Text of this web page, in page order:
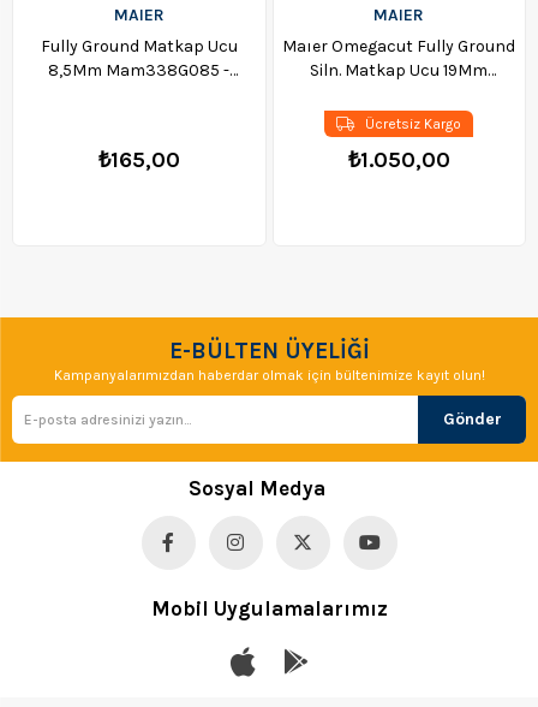
MAIER
Fully Ground Matkap Ucu
8,5Mm Mam338G085 -
₺165,00
MAIER
Maıer Omegacut Fully Ground
Siln. Matkap Ucu 19Mm
₺1.050,00
Ücretsiz Kargo
E-BÜLTEN ÜYELİĞİ
Kampanyalarımızdan haberdar olmak için bültenimize kayıt olun!
Gönder
Sosyal Medya
Mobil Uygulamalarımız